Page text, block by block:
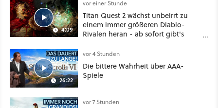
4:09
vor einer Stunde
Titan Quest 2 wächst unbeirrt zu
einem immer größeren Diablo-
Rivalen heran - ab sofort gibt's
Klasse
26:22
vor 4 Stunden
Die bittere Wahrheit über AAA-
Spiele
vor 7 Stunden